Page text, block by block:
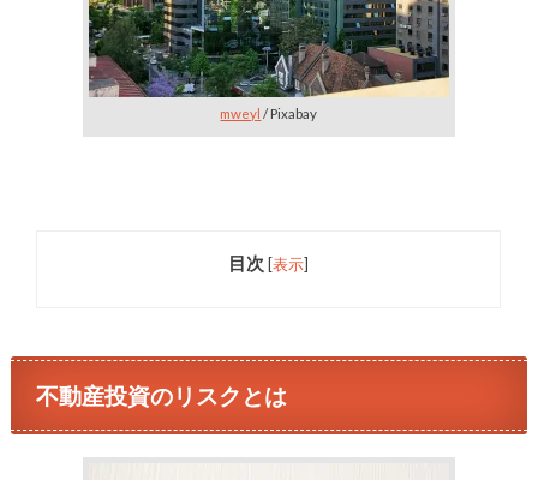
mweyl / Pixabay
目次 [表示]
不動産投資のリスクとは